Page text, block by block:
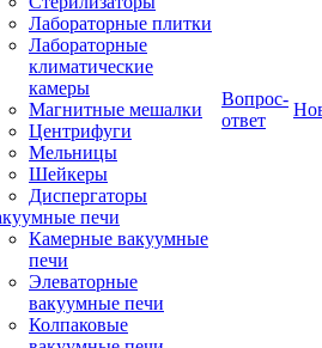
Лабораторные плитки
Лабораторные
климатические
камеры
Магнитные мешалки
Центрифуги
Мельницы
Шейкеры
Диспергаторы
печи
Камерные вакуумные
печи
Элеваторные
вакуумные печи
Колпаковые
Вопрос-
ответ